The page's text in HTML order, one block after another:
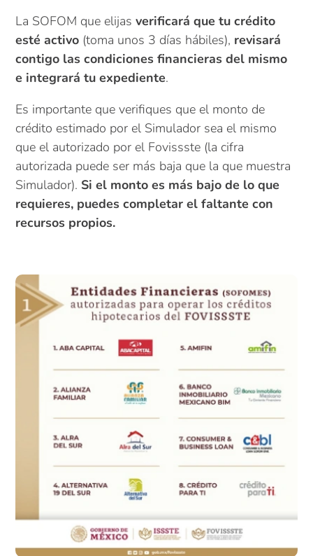
La SOFOM que elijas verificará que tu crédito
esté activo (toma unos 3 días hábiles), revisará
contigo las condiciones financieras del mismo
e integrará tu expediente.
Es importante que verifiques que el monto de
crédito estimado por el Simulador sea el mismo
que el autorizado por el Fovissste (la cifra
autorizada puede ser más baja que la que muestra
Simulador). Si el monto es más bajo de lo que
requieres, puedes completar el faltante con
recursos propios.